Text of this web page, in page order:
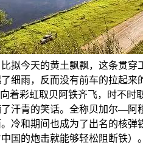
拟今天的黄土飘飘，这条贯
细雨，反而没有前车的拉起
着彩虹取贝阿铁齐飞，时不
青的笑话。全称贝加尔—阿
冷和期间也成为了出名的核
国的炮击就能够轻松阻断铁